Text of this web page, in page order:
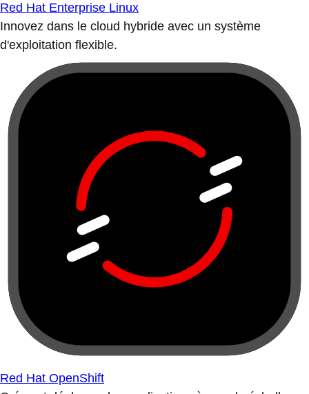
Red Hat Enterprise Linux
Innovez dans le cloud hybride avec un système
d'exploitation flexible.
Red Hat OpenShift